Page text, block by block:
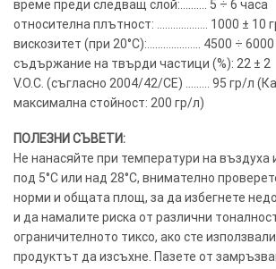
време преди следващ слой:………. 5 ÷ 6 часа
относителна плътност: ………………. 1000 ± 10
вискозитет (при 20°C):……………….. 4500 ÷
съдържание на твърди частици (%): 22 ± 2
V.O.C. (съгласно 2004/42/CE) ……… 95 гр/л
максимална стойност: 200 гр/л)
ПОЛЕЗНИ СЪВЕТИ:
Не нанасяйте при температури на въздуха
под 5°C или над 28°C, внимателно
норми и общата площ, за да избегнете
и да намалите риска от различни
ограничителното тиксо, ако сте
продуктът да изсъхне. Пазете от